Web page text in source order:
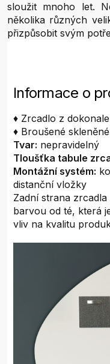
sloužit mnoho let.
několika různých
přizpůsobit svým
Informace o
♦ Zrcadlo z
♦ Broušené
Tvar: nepravidelný
Tloušťka tabule
Montážní systém:
distanční vložky
Zadní strana
barvou od té, která
vliv na kvalitu